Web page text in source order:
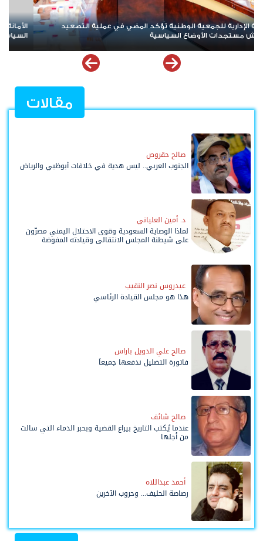
العامة تعقد اجتماعها الدوري وتقف أمام مستجدات المشهد
والاقتصادي في الجنوب
الأمين
وادي
مقالات
صالح حقروص
الجنوب العربي.. ليس هدية في خلافات أبوظبي والرياض
د. أمين العلياني
لماذا الوصاية السعودية وقوى الاحتلال اليمني مصرّون
على شيطنة المجلس الانتقالي وقيادته المفوضة
عيدروس نصر النقيب
هذا هو مجلس القيادة الرئاسي
صالح علي الدويل باراس
فاتورة التضليل ندفعها جميعاً
صالح شائف
عندما يُكتب التاريخ بيراع القضية وبحبر الدماء التي سالت
من أجلها
أحمد عبداللاه
رصاصة الحليف... وحروب الآخرين